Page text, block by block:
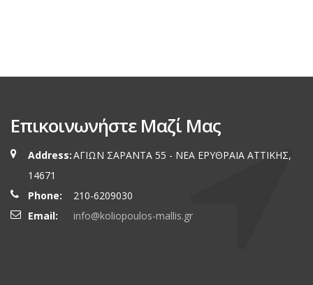
Επικοινωνήστε Μαζί Μας
Address:ΑΓΙΩΝ ΣΑΡΑΝΤΑ 55 - ΝΕΑ ΕΡΥΘΡΑΙA ΑΤΤΙΚΗΣ,
14671
Phone:
210-6209030
Email:
info@koliopoulos-mallis.gr